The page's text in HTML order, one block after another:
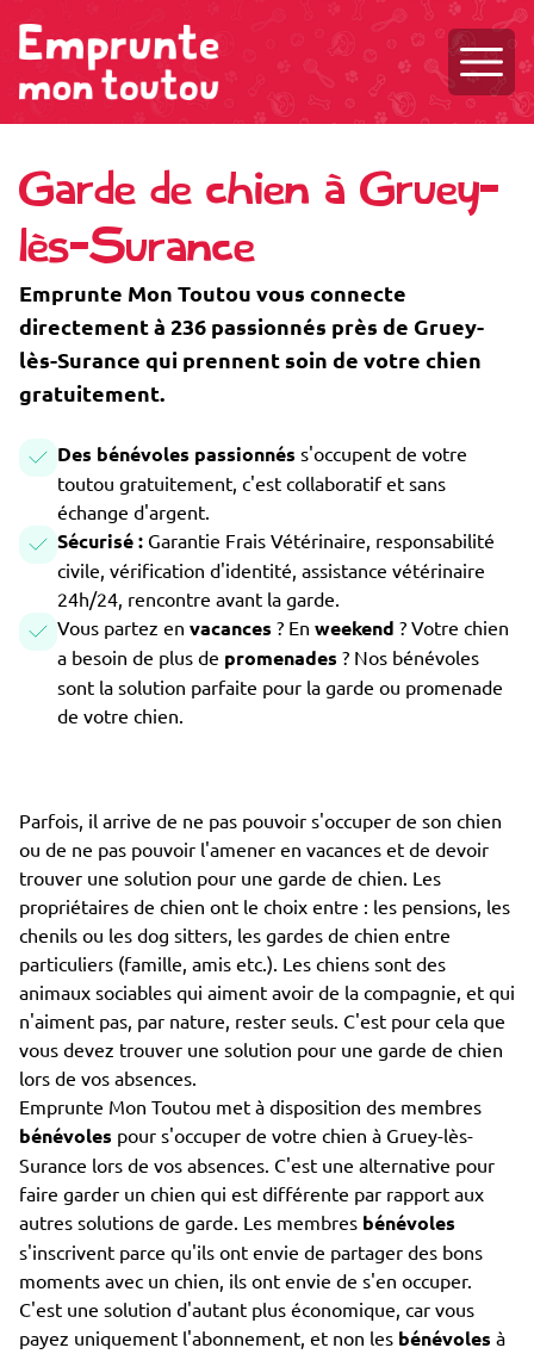
Garde de chien à Gruey-
lès-Surance
Emprunte Mon Toutou vous connecte
directement à 236 passionnés près de Gruey-
lès-Surance qui prennent soin de votre chien
gratuitement.
Des bénévoles passionnés s'occupent de votre
toutou gratuitement, c'est collaboratif et sans
échange d'argent.
Sécurisé : Garantie Frais Vétérinaire, responsabilité
civile, vérification d'identité, assistance vétérinaire
24h/24, rencontre avant la garde.
Vous partez en vacances ? En weekend ? Votre chien
a besoin de plus de promenades ? Nos bénévoles
sont la solution parfaite pour la garde ou promenade
de votre chien.
Parfois, il arrive de ne pas pouvoir s'occuper de son chien
ou de ne pas pouvoir l'amener en vacances et de devoir
trouver une solution pour une garde de chien. Les
propriétaires de chien ont le choix entre : les pensions, les
chenils ou les dog sitters, les gardes de chien entre
particuliers (famille, amis etc.). Les chiens sont des
animaux sociables qui aiment avoir de la compagnie, et qui
n'aiment pas, par nature, rester seuls. C'est pour cela que
vous devez trouver une solution pour une garde de chien
lors de vos absences.
Emprunte Mon Toutou met à disposition des membres
bénévoles pour s'occuper de votre chien à Gruey-lès-
Surance lors de vos absences. C'est une alternative pour
faire garder un chien qui est différente par rapport aux
autres solutions de garde. Les membres bénévoles
s'inscrivent parce qu'ils ont envie de partager des bons
moments avec un chien, ils ont envie de s'en occuper.
C'est une solution d'autant plus économique, car vous
payez uniquement l'abonnement, et non les bénévoles à